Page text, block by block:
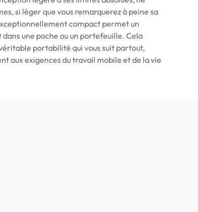
si léger que vous remarquerez à peine sa
compact permet un
une poche ou un portefeuille. Cela
portabilité qui vous suit partout,
aux exigences du travail mobile et de la vie